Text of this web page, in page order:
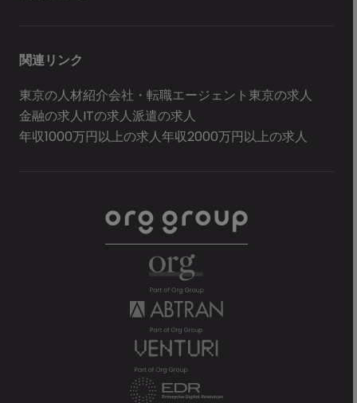
関連リンク
東京の人材紹介会社・転職エージェント東京の求人
金融の求人ITの求人派遣の求人
年収1000万円以上の求人年収2000万円以上の求人